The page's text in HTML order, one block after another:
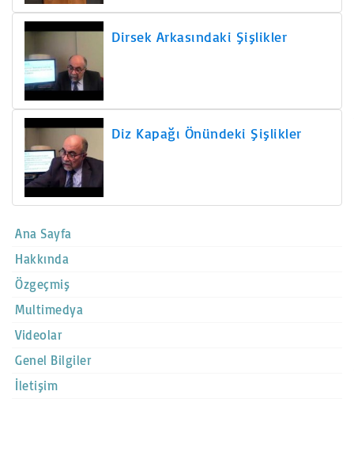
Dirsek Arkasındaki Şişlikler
Diz Kapağı Önündeki Şişlikler
Ana Sayfa
Hakkında
Özgeçmiş
Multimedya
Videolar
Genel Bilgiler
İletişim